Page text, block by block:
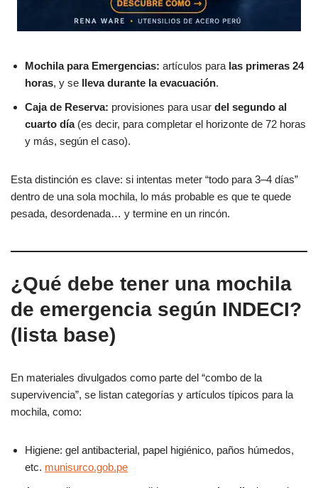
Mochila para Emergencias: artículos para las primeras 24
horas, y se lleva durante la evacuación.
Caja de Reserva: provisiones para usar del segundo al
cuarto día(es decir, para completar el horizonte de 72 horas
y más, según el caso).
Esta distinción es clave: si intentas meter “todo para 3–4 días”
dentro de una sola mochila, lo más probable es que te quede
pesada, desordenada… y termine en un rincón.
¿Qué debe tener una mochila
de emergencia según INDECI?
(lista base)
En materiales divulgados como parte del “combo de la
supervivencia”, se listan categorías y artículos típicos para la
mochila, como:
Higiene: gel antibacterial, papel higiénico, paños húmedos,
etc. munisurco.gob.pe